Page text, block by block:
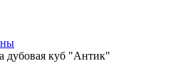
дубовая куб "Антик"